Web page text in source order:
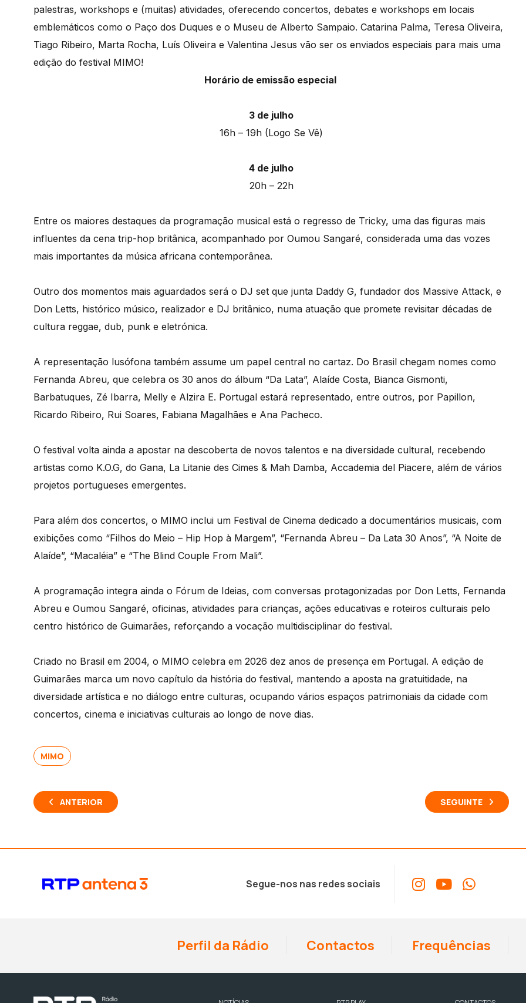
palestras, workshops e (muitas) atividades, oferecendo concertos, debates e workshops em locais
emblemáticos como o Paço dos Duques e o Museu de Alberto Sampaio. Catarina Palma, Teresa Oliveira,
Tiago Ribeiro, Marta Rocha, Luís Oliveira e Valentina Jesus vão ser os enviados especiais para mais uma
edição do festival MIMO!
Horário de emissão especial
3 de julho
16h – 19h (Logo Se Vê)
4 de julho
20h – 22h
Entre os maiores destaques da programação musical está o regresso de Tricky, uma das figuras mais
influentes da cena trip-hop britânica, acompanhado por Oumou Sangaré, considerada uma das vozes
mais importantes da música africana contemporânea.
Outro dos momentos mais aguardados será o DJ set que junta Daddy G, fundador dos Massive Attack, e
Don Letts, histórico músico, realizador e DJ britânico, numa atuação que promete revisitar décadas de
cultura reggae, dub, punk e eletrónica.
A representação lusófona também assume um papel central no cartaz. Do Brasil chegam nomes como
Fernanda Abreu, que celebra os 30 anos do álbum “Da Lata”, Alaíde Costa, Bianca Gismonti,
Barbatuques, Zé Ibarra, Melly e Alzira E. Portugal estará representado, entre outros, por Papillon,
Ricardo Ribeiro, Rui Soares, Fabiana Magalhães e Ana Pacheco.
O festival volta ainda a apostar na descoberta de novos talentos e na diversidade cultural, recebendo
artistas como K.O.G, do Gana, La Litanie des Cimes & Mah Damba, Accademia del Piacere, além de vários
projetos portugueses emergentes.
Para além dos concertos, o MIMO inclui um Festival de Cinema dedicado a documentários musicais, com
exibições como “Filhos do Meio – Hip Hop à Margem”, “Fernanda Abreu – Da Lata 30 Anos”, “A Noite de
Alaíde”, “Macaléia” e “The Blind Couple From Mali”.
A programação integra ainda o Fórum de Ideias, com conversas protagonizadas por Don Letts, Fernanda
Abreu e Oumou Sangaré, oficinas, atividades para crianças, ações educativas e roteiros culturais pelo
centro histórico de Guimarães, reforçando a vocação multidisciplinar do festival.
Criado no Brasil em 2004, o MIMO celebra em 2026 dez anos de presença em Portugal. A edição de
Guimarães marca um novo capítulo da história do festival, mantendo a aposta na gratuitidade, na
diversidade artística e no diálogo entre culturas, ocupando vários espaços patrimoniais da cidade com
concertos, cinema e iniciativas culturais ao longo de nove dias.
MIMO
ANTERIOR SEGUINTE
Segue-nos nas redes sociais
Perfil da Rádio Contactos Frequências